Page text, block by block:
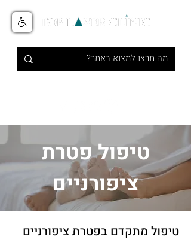
טיפול פטרת
ציפורניים
טיפול מתקדם בפטרת ציפורניים